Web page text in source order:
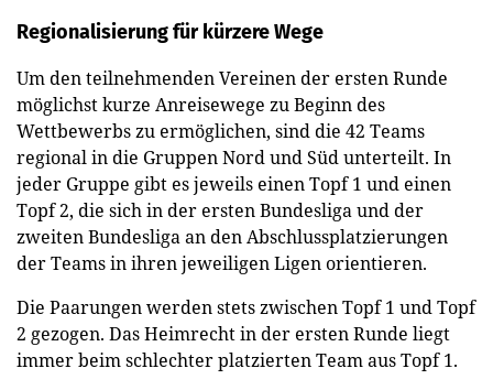
Regionalisierung für kürzere Wege
Um den teilnehmenden Vereinen der ersten Runde
möglichst kurze Anreisewege zu Beginn des
Wettbewerbs zu ermöglichen, sind die 42 Teams
regional in die Gruppen Nord und Süd unterteilt. In
jeder Gruppe gibt es jeweils einen Topf 1 und einen
Topf 2, die sich in der ersten Bundesliga und der
zweiten Bundesliga an den Abschlussplatzierungen
der Teams in ihren jeweiligen Ligen orientieren.
Die Paarungen werden stets zwischen Topf 1 und Topf
2 gezogen. Das Heimrecht in der ersten Runde liegt
immer beim schlechter platzierten Team aus Topf 1.